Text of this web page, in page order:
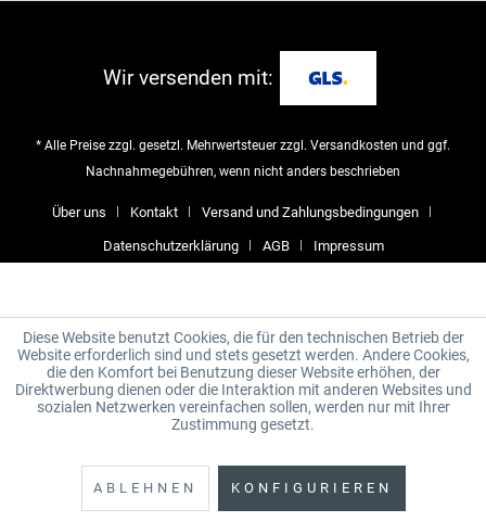
Wir versenden mit:
* Alle Preise zzgl. gesetzl. Mehrwertsteuer zzgl. Versandkosten und ggf.
Nachnahmegebühren, wenn nicht anders beschrieben
Über uns Kontakt Versand und Zahlungsbedingungen
Datenschutzerklärung AGB Impressum
Diese Website benutzt Cookies, die für den technischen Betrieb der
Website erforderlich sind und stets gesetzt werden. Andere Cookies,
die den Komfort bei Benutzung dieser Website erhöhen, der
Direktwerbung dienen oder die Interaktion mit anderen Websites und
sozialen Netzwerken vereinfachen sollen, werden nur mit Ihrer
Zustimmung gesetzt.
ABLEHNEN KONFIGURIEREN